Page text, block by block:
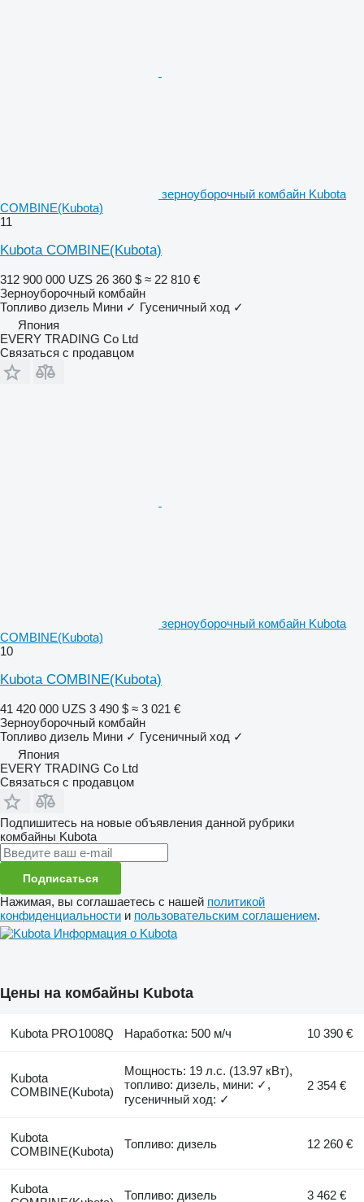
зерноуборочный комбайн Kubota
COMBINE(Kubota)
11
Kubota COMBINE(Kubota)
312 900 000 UZS 26 360 $ ≈ 22 810 €
Зерноуборочный комбайн
Топливо дизель Мини ✓ Гусеничный ход ✓
Япония
EVERY TRADING Co Ltd
Связаться с продавцом
зерноуборочный комбайн Kubota
COMBINE(Kubota)
10
Kubota COMBINE(Kubota)
41 420 000 UZS 3 490 $ ≈ 3 021 €
Зерноуборочный комбайн
Топливо дизель Мини ✓ Гусеничный ход ✓
Япония
EVERY TRADING Co Ltd
Связаться с продавцом
Подпишитесь на новые объявления данной рубрики
комбайны Kubota
Подписаться
Нажимая, вы соглашаетесь с нашей политикой
конфиденциальности и пользовательским соглашением.
Информация о Kubota
Цены на комбайны Kubota
Kubota PRO1008Q Наработка: 500 м/ч 10 390 €
Kubota
COMBINE(Kubota)
Мощность: 19 л.с. (13.97 кВт),
топливо: дизель, мини: ✓,
гусеничный ход: ✓
2 354 €
Kubota
COMBINE(Kubota)
Топливо: дизель 12 260 €
Kubota
Топливо: дизель 3 462 €